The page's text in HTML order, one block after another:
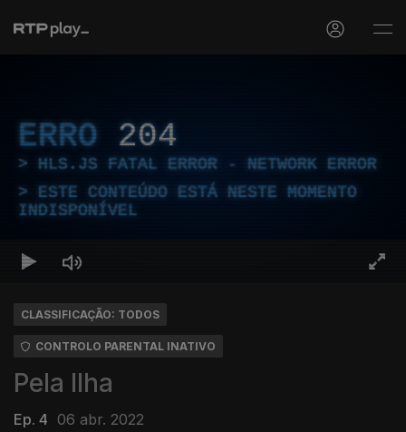
ERRO 204
HLS.JS FATAL ERROR - NETWORK ERROR
ESTE CONTEÚDO ESTÁ NESTE MOMENTO
INDISPONÍVEL
CLASSIFICAÇÃO: TODOS
CONTROLO PARENTAL INATIVO
Pela Ilha
Ep. 4 06 abr. 2022